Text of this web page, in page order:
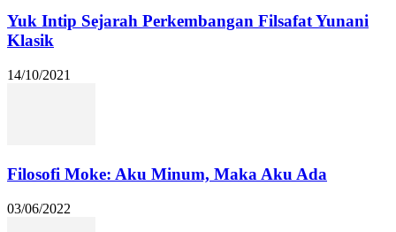
Yuk Intip Sejarah Perkembangan Filsafat Yunani
Klasik
14/10/2021
Filosofi Moke: Aku Minum, Maka Aku Ada
03/06/2022